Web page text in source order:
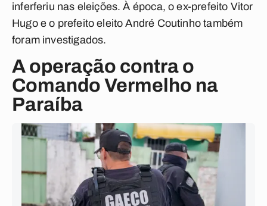
inferferiu nas eleições. À época, o ex-prefeito Vitor
Hugo e o prefeito eleito André Coutinho também
foram investigados.
A operação contra o
Comando Vermelho na
Paraíba